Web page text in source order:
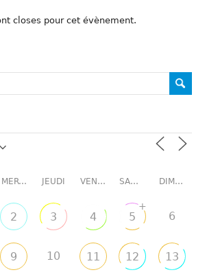
closes pour cet évènement.
MERCREDI JEUDI VENDREDI SAMEDI DIMANCHE
2 3 4 5
+
6
9 10 11 12 13